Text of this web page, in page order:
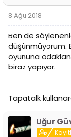
8 Ağu 2018
Ben de
düşünmüyorum.
oyununa
biraz yapıyor.
Tapatalk
Uğur